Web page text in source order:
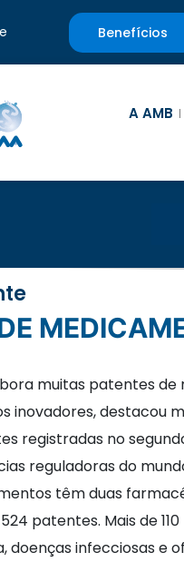
Benefícios
A AMB
DE
muitas patentes
inovadores, destacou
registradas no
reguladoras do
têm duas
patentes. Mais de
doenças infecciosas e